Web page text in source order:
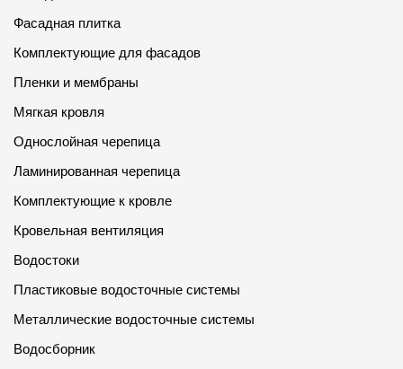
Фасадная плитка
Комплектующие для фасадов
Пленки и мембраны
Мягкая кровля
Однослойная черепица
Ламинированная черепица
Комплектующие к кровле
Кровельная вентиляция
Водостоки
Пластиковые водосточные системы
Металлические водосточные системы
Водосборник